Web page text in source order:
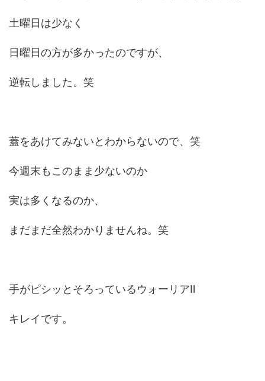
土曜日は少なく
日曜日の方が多かったのですが、
逆転しました。笑
蓋をあけてみないとわからないので、笑
今週末もこのまま少ないのか
実は多くなるのか、
まだまだ全然わかりませんね。笑
手がピシッとそろっているウォーリアⅡ
キレイです。